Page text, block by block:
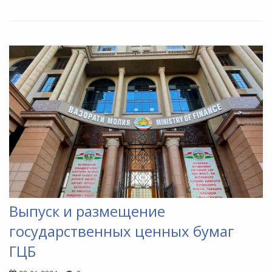
Выпуск и размещение
государственных ценных бумаг
ГЦБ